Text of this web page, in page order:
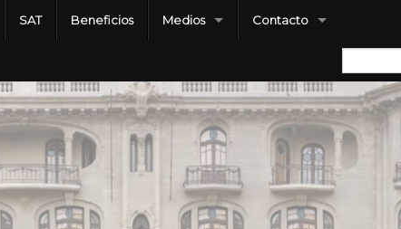
SAT Beneficios Medios Contacto
Buscar: